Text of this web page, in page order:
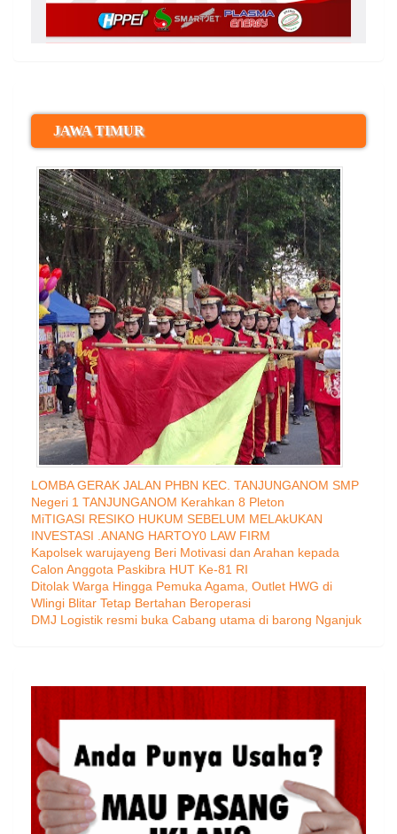
JAWA TIMUR
LOMBA GERAK JALAN PHBN KEC. TANJUNGANOM SMP
Negeri 1 TANJUNGANOM Kerahkan 8 Pleton
MiTIGASI RESIKO HUKUM SEBELUM MELAkUKAN
INVESTASI .ANANG HARTOY0 LAW FIRM
Kapolsek warujayeng Beri Motivasi dan Arahan kepada
Calon Anggota Paskibra HUT Ke-81 RI
Ditolak Warga Hingga Pemuka Agama, Outlet HWG di
Wlingi Blitar Tetap Bertahan Beroperasi
DMJ Logistik resmi buka Cabang utama di barong Nganjuk